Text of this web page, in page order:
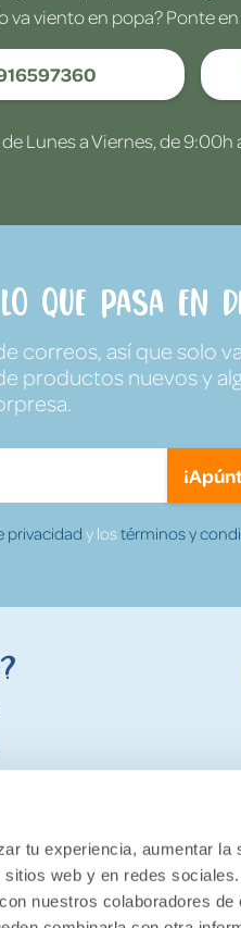
tu experiencia, aumentar la
web y en redes
nuestros colaboradores de
va viento en popa? Ponte
Lunes a Viernes, de 9:00h
que pasa en
correos, así que solo
productos nuevos y
privacidady lostérminos y